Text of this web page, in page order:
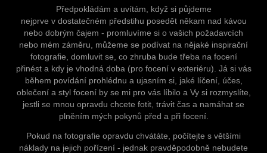
Předpokládám a uvítám, když si půjdeme
nejprve v dostatečném předstihu posedět někam nad kávou
nebo dobrým čajem - promluvíme si o vašich požadavcích
nebo mém záměru, můžeme se podívat na nějaké inspirační
fotografie, domluvit se, co zhruba bude třeba na focení
přinést a kdy je vhodná doba (pro focení v exteriéru). Já si vás
během povídání prohlédnu a ujasním si, jaké líčení, účes,
oblečení a styl focení by se mi pro vás líbilo a Vy si rozmyslíte,
jestli se mnou opravdu chcete fotit, trávit čas a namáhat se
plněním mých pokynů před a při focení.
Pokud na fotografie opravdu chvátáte, počítejte s většími
náklady na jejich pořízení - jednak pravděpodobně nebudete